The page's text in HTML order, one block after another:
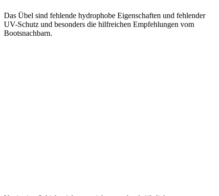
Das Übel sind fehlende hydrophobe Eigenschaften und fehlender
UV-Schutz und besonders die hilfreichen Empfehlungen vom
Bootsnachbarn.